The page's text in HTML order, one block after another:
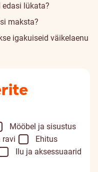
lükata?
maksta?
igakuiseid väikelaenu
Mööbel ja sisustus
ravi
Ehitus
Ilu ja aksessuaarid